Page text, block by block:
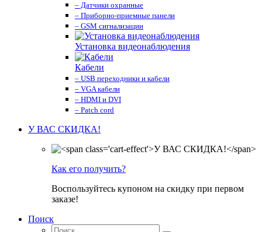
– Датчики охранные
– Приборно-приемные панели
– GSM сигнализации
Установка видеонаблюдения
Кабели
– USB переходники и кабели
– VGA кабели
– HDMI и DVI
– Patch cord
У ВАС СКИДКА!
Как его получить?
Воспользуйтесь купоном на скидку при первом
заказе!
Поиск